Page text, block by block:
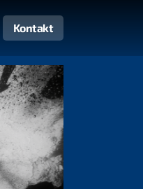
Kontakt